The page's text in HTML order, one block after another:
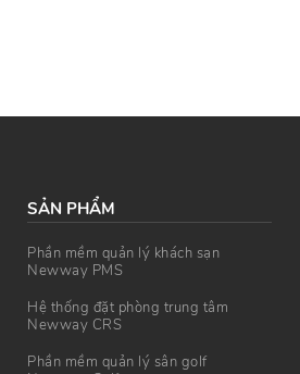
SẢN PHẨM
Phần mềm quản lý khách sạn
Newway PMS
Hệ thống đặt phòng trung tâm
Newway CRS
Phần mềm quản lý sân golf